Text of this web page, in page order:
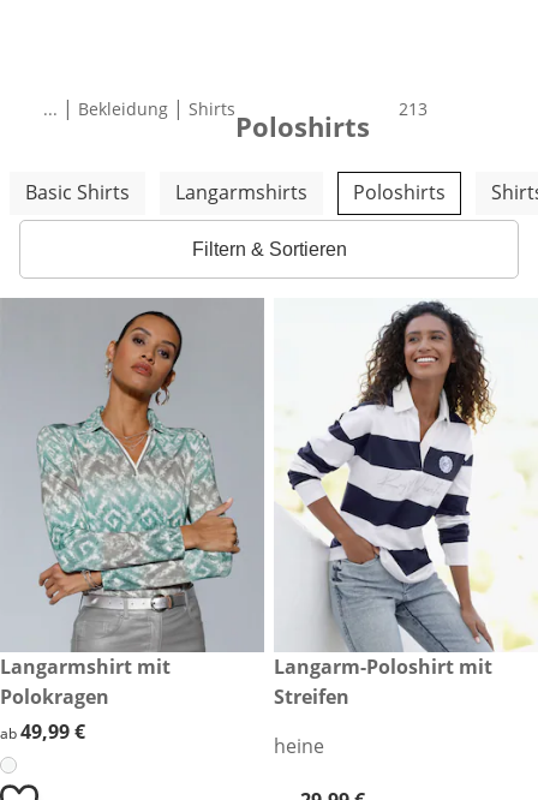
... | Bekleidung | ShirtsPoloshirts Total number of
213
Weitere Kategorien überspringen
Basic Shirts Langarmshirts Poloshirts
Filtern & Sortieren
49,99 €
Langarmshirt mit
Polokragen
49,99 €
ab49,99 €
29,99 €
Langarm-Poloshirt mit
Streifen
heine